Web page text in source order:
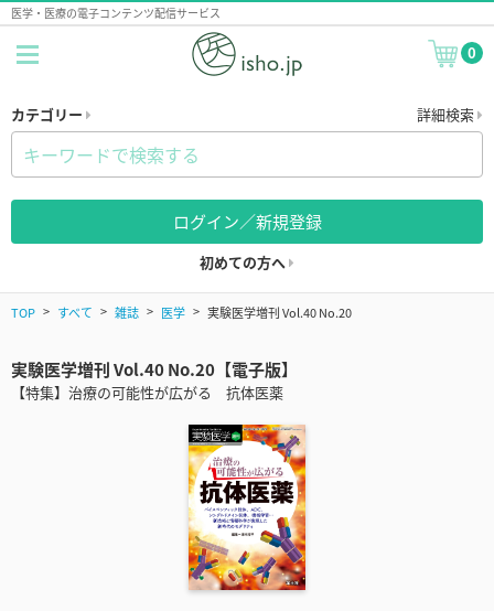
医学・医療の電子コンテンツ配信サービス
0
カテゴリー 詳細検索
ログイン／新規登録
初めての方へ
TOP すべて 雑誌 医学 実験医学増刊 Vol.40 No.20
実験医学増刊 Vol.40 No.20【電子版】
【特集】治療の可能性が広がる 抗体医薬